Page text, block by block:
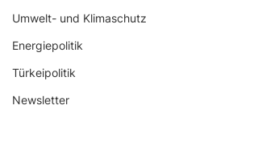
Umwelt- und Klimaschutz
Energiepolitik
Türkeipolitik
Newsletter